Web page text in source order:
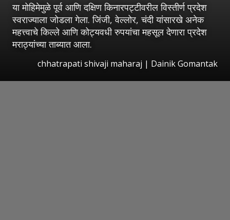
या मोहिमेमुळे पूर्व आणि दक्षिण किनारपट्टीवरील विस्तीर्ण प्रदेश
स्वराज्याला जोडला गेला. जिंजी, वेल्लोर, चंदी यांसारखे अनेक
महत्त्वाचे किल्ले आणि कोट्यवधी रुपयांचा महसूल देणारा प्रदेश
मराठ्यांच्या ताब्यात आला.
chhatrapati shivaji maharaj | Dainik Gomantak